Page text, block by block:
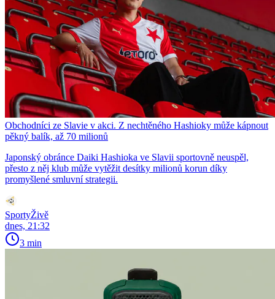
Obchodníci ze Slavie v akci. Z nechtěného Hashioky může kápnout
pěkný balík, až 70 milionů
Japonský obránce Daiki Hashioka ve Slavii sportovně neuspěl,
přesto z něj klub může vytěžit desítky milionů korun díky
promyšlené smluvní strategii.
SportyŽivě
dnes, 21:32
3 min